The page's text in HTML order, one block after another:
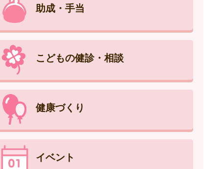
助成・手当
こどもの健診・相談
健康づくり
イベント